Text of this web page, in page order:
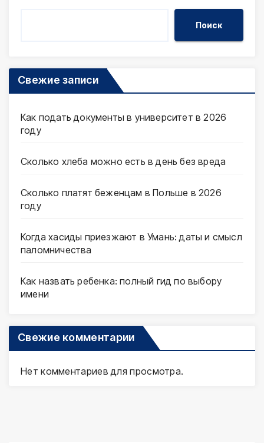
Поиск
Свежие записи
Как подать документы в университет в 2026
году
Сколько хлеба можно есть в день без вреда
Сколько платят беженцам в Польше в 2026
году
Когда хасиды приезжают в Умань: даты и смысл
паломничества
Как назвать ребенка: полный гид по выбору
имени
Свежие комментарии
Нет комментариев для просмотра.